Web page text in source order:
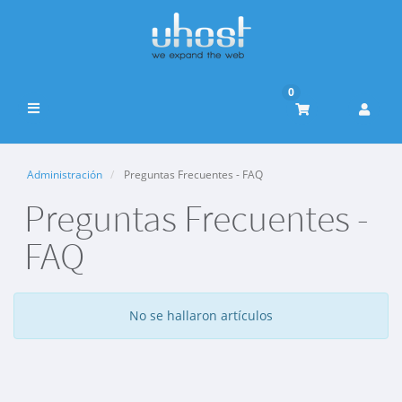
Alternar
0
Administración Preguntas Frecuentes - FAQ
Preguntas Frecuentes -
FAQ
No se hallaron artículos